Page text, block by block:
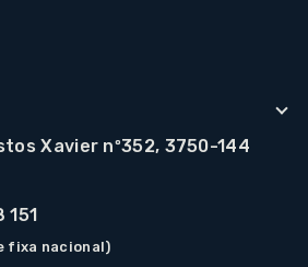
Xavier nº352, 3750-144
151
fixa nacional)